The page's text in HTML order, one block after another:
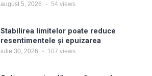
august 5, 2026 54 views
Stabilirea limitelor poate reduce
resentimentele și epuizarea
iulie 30, 2026 107 views